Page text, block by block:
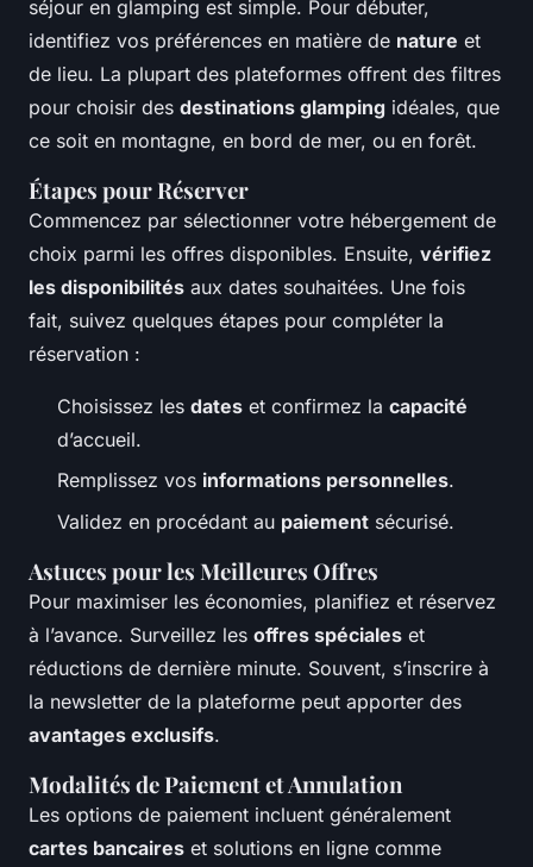
séjour en glamping est simple. Pour débuter,
identifiez vos préférences en matière de nature et
de lieu. La plupart des plateformes offrent des filtres
pour choisir des destinations glamping idéales, que
ce soit en montagne, en bord de mer, ou en forêt.
Étapes pour Réserver
Commencez par sélectionner votre hébergement de
choix parmi les offres disponibles. Ensuite, vérifiez
les disponibilités aux dates souhaitées. Une fois
fait, suivez quelques étapes pour compléter la
réservation :
Choisissez les dates et confirmez la capacité
d’accueil.
Remplissez vos informations personnelles.
Validez en procédant au paiement sécurisé.
Astuces pour les Meilleures Offres
Pour maximiser les économies, planifiez et réservez
à l’avance. Surveillez les offres spéciales et
réductions de dernière minute. Souvent, s’inscrire à
la newsletter de la plateforme peut apporter des
avantages exclusifs.
Modalités de Paiement et Annulation
Les options de paiement incluent généralement
cartes bancaires et solutions en ligne comme